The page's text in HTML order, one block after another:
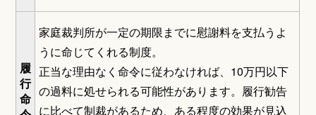
履
行
命
家庭裁判所が一定の期限までに慰謝料を支払うよ
うに命じてくれる制度。
正当な理由なく命令に従わなければ、10万円以下
の過料に処せられる可能性があります。履行勧告
に比べて制裁があるため、ある程度の効果が見込